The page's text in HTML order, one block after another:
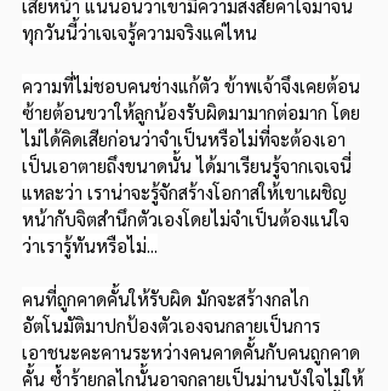
เสียหน้า แน่นอนว่าเขามีความสงสัยคาใจมาจน
ทุกวันนี้ว่าเจเจรู้ความจริงแค่ไหน
ความที่ไม่ชอบคนช่างแก้ตัว ข้าพเจ้าจึงเคยต้อน
ซ้ายต้อนขวาให้ลูกน้องรับผิดมามากต่อมาก โดย
ไม่ได้คิดเสียก่อนว่าจำเป็นหรือไม่ที่จะต้องเอา
เป็นเอาตายถึงขนาดนั้น ได้มาเรียนรู้จากเจเจนี่
แหละว่า เราน่าจะรู้จักสร้างโอกาสให้เขาเผชิญ
หน้ากับจิตสำนึกตัวเองโดยไม่จำเป็นต้องแน่ใจ
ว่าเรารู้ทันหรือไม่...
คนที่ถูกคาดคั้นให้รับผิด มักจะสร้างกลไก
อัตโนมัติมาปกป้องตัวเองจนกลายเป็นการ
เอาชนะคะคานระหว่างคนคาดคั้นกับคนถูกคาด
คั้น ซ้ำร้ายกลไกนั้นอาจกลายเป็นม่านบังใจไม่ให้